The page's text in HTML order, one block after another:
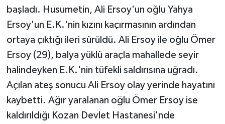
başladı. Husumetin, Ali Ersoy'un oğlu Yahya
Ersoy'un E.K.'nin kızını kaçırmasının ardından
ortaya çıktığı ileri sürüldü. Ali Ersoy ile oğlu Ömer
Ersoy (29), balya yüklü araçla mahallede seyir
halindeyken E.K.'nin tüfekli saldırısına uğradı.
Açılan ateş sonucu Ali Ersoy olay yerinde hayatını
kaybetti. Ağır yaralanan oğlu Ömer Ersoy ise
kaldırıldığı Kozan Devlet Hastanesi'nde